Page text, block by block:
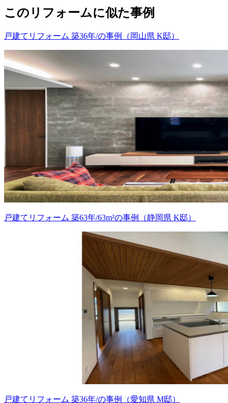
このリフォームに似た事例
戸建てリフォーム 築36年/の事例（岡山県 K邸）
戸建てリフォーム 築63年/63m²の事例（静岡県 K邸）
戸建てリフォーム 築36年/の事例（愛知県 M邸）